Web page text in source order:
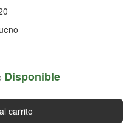
Disponible
carrito